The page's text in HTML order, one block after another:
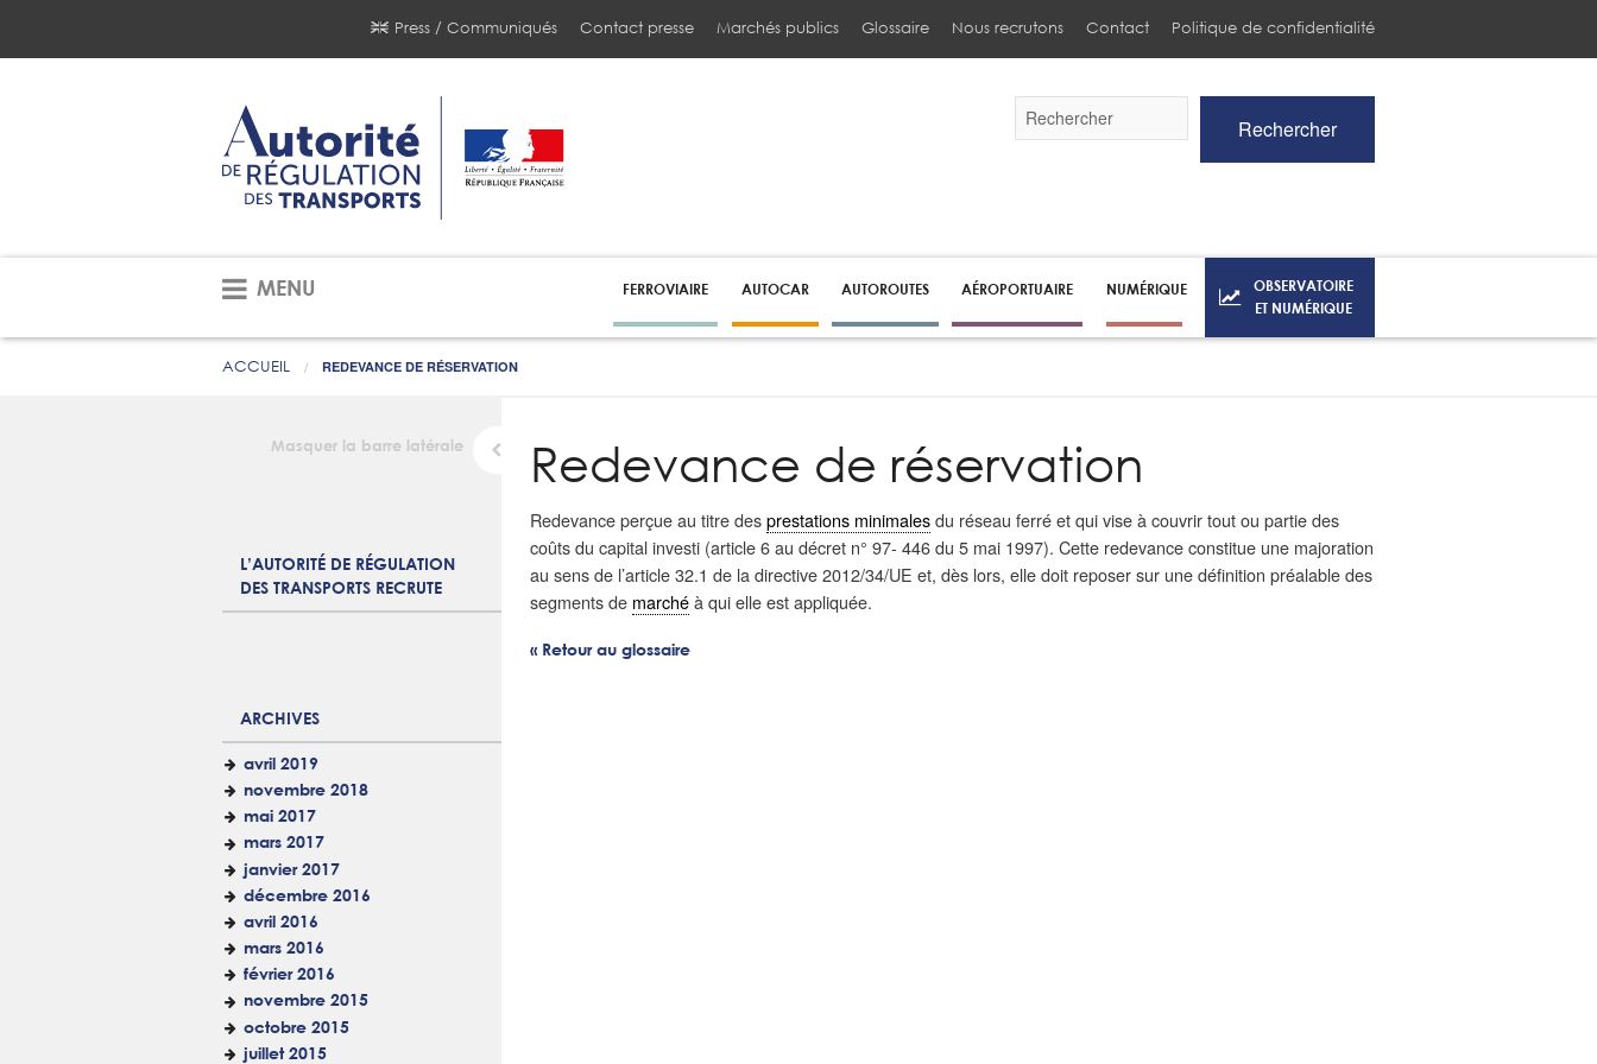
Press / Communiqués Contact presse Marchés publics Glossaire Nous recrutons Contact Politique de confidentialité
par
la
Rechercher
FERROVIAIRE AUTOCAR AUTOROUTES AÉROPORTUAIRE NUMÉRIQUE
OBSERVATOIRE
ET NUMÉRIQUE
MENU
ACCUEIL REDEVANCE DE RÉSERVATION
Masquer la barre latérale
L’AUTORITÉ DE RÉGULATION
DES TRANSPORTS RECRUTE
ARCHIVES
avril 2019
novembre 2018
mai 2017
mars 2017
janvier 2017
décembre 2016
avril 2016
mars 2016
février 2016
novembre 2015
octobre 2015
juillet 2015
Redevance de réservation
Redevance perçue au titre desprestations minimalesdu réseau ferré et qui vise à couvrir tout ou partie des
coûts du capital investi (article 6 au décret n° 97- 446 du 5 mai 1997). Cette redevance constitue une majoration
au sens de l’article 32.1 de la directive 2012/34/UE et, dès lors, elle doit reposer sur une définition préalable des
segments de marchéà qui elle est appliquée.
« Retour au glossaire